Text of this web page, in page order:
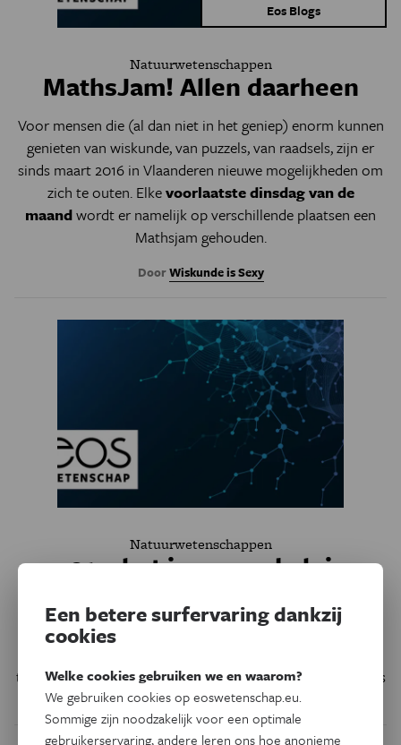
Eos Blogs
Natuurwetenschappen
MathsJam! Allen daarheen
Voor mensen die (al dan niet in het geniep) enorm kunnen
genieten van wiskunde, van puzzels, van raadsels, zijn er
sinds maart 2016 in Vlaanderen nieuwe mogelijkheden om
zich te outen. Elkevoorlaatste dinsdag van de
maandwordt er namelijk op verschillende plaatsen een
Mathsjam gehouden.
DoorWiskunde is Sexy
Natuurwetenschappen
2017: het jaar van de luie
Je hebt het misschien al gehoord op een recente
tijdens het gewone werk nooit durft aan te spreken: 2017 is
een pizzagetal!
Een betere surfervaring dankzij
cookies
Welke cookies gebruiken we en waarom?
We gebruiken cookies op eoswetenschap.eu.
Sommige zijn noodzakelijk voor een optimale
gebruikerservaring, andere leren ons hoe anonieme